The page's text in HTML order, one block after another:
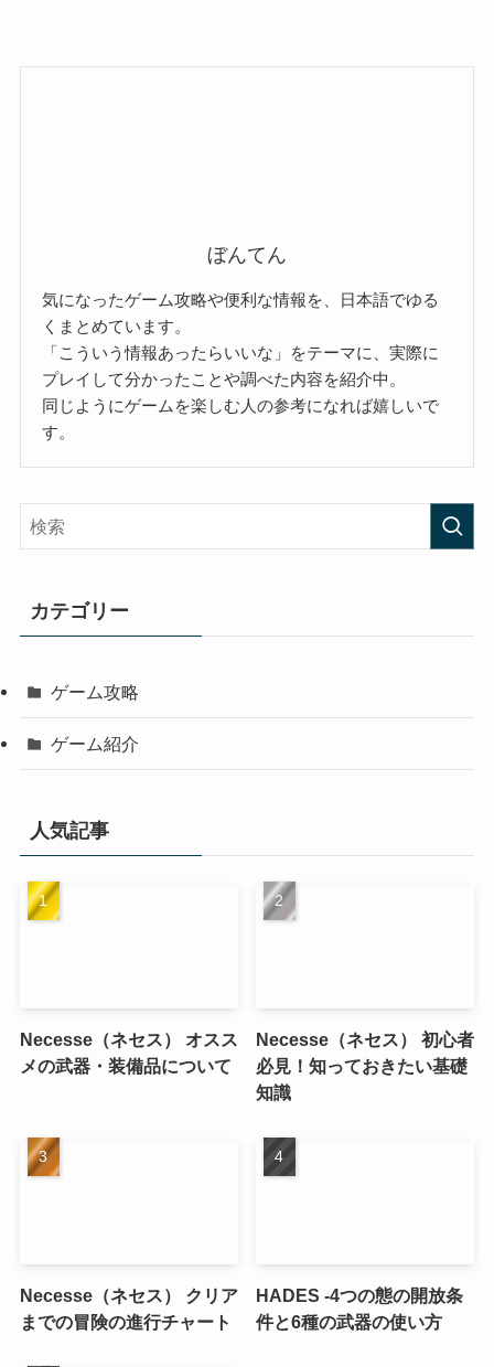
ぼんてん
気になったゲーム攻略や便利な情報を、日本語でゆる
くまとめています。
「こういう情報あったらいいな」をテーマに、実際に
プレイして分かったことや調べた内容を紹介中。
同じようにゲームを楽しむ人の参考になれば嬉しいで
す。
カテゴリー
ゲーム攻略
ゲーム紹介
人気記事
Necesse（ネセス） オスス
メの武器・装備品について
Necesse（ネセス） 初心者
必見！知っておきたい基礎
知識
Necesse（ネセス） クリア
までの冒険の進行チャート
HADES -4つの態の開放条
件と6種の武器の使い方